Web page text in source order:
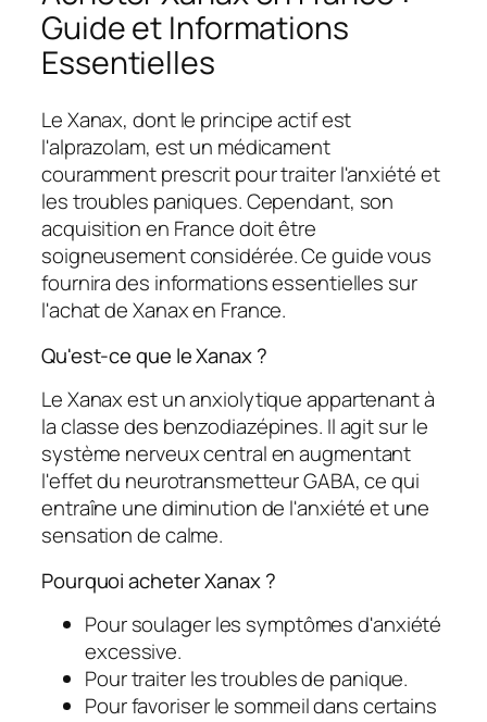
Guide et Informations
Essentielles
Le Xanax, dont le principe actif est
l'alprazolam, est un médicament
couramment prescrit pour traiter l'anxiété et
les troubles paniques. Cependant, son
acquisition en France doit être
soigneusement considérée. Ce guide vous
fournira des informations essentielles sur
l'achat de Xanax en France.
Qu'est-ce que le Xanax ?
Le Xanax est un anxiolytique appartenant à
la classe des benzodiazépines. Il agit sur le
système nerveux central en augmentant
l'effet du neurotransmetteur GABA, ce qui
entraîne une diminution de l'anxiété et une
sensation de calme.
Pourquoi acheter Xanax ?
Pour soulager les symptômes d'anxiété
excessive.
Pour traiter les troubles de panique.
Pour favoriser le sommeil dans certains